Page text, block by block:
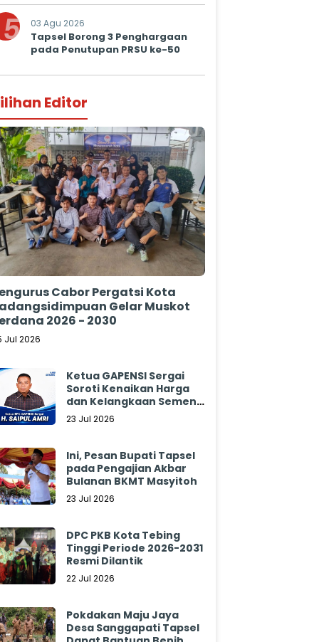
5 03 Agu 2026
Tapsel Borong 3 Penghargaan
pada Penutupan PRSU ke-50
Editor
Cabor Pergatsi Kota
Gelar Muskot
2026 - 2030
Jul 2026
Ketua GAPENSI Sergai
Soroti Kenaikan Harga
dan Kelangkaan Semen,
Minta Pemerintah
23 Jul 2026
Ini, Pesan Bupati Tapsel
pada Pengajian Akbar
Bulanan BKMT Masyitoh
23 Jul 2026
DPC PKB Kota Tebing
Tinggi Periode 2026-2031
Resmi Dilantik
22 Jul 2026
Pokdakan Maju Jaya
Desa Sanggapati Tapsel